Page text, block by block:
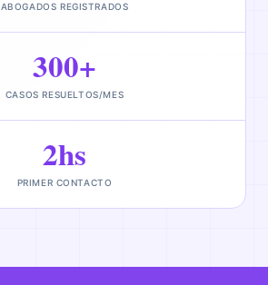
ABOGADOS REGISTRADOS
300+
CASOS RESUELTOS/MES
2hs
PRIMER CONTACTO